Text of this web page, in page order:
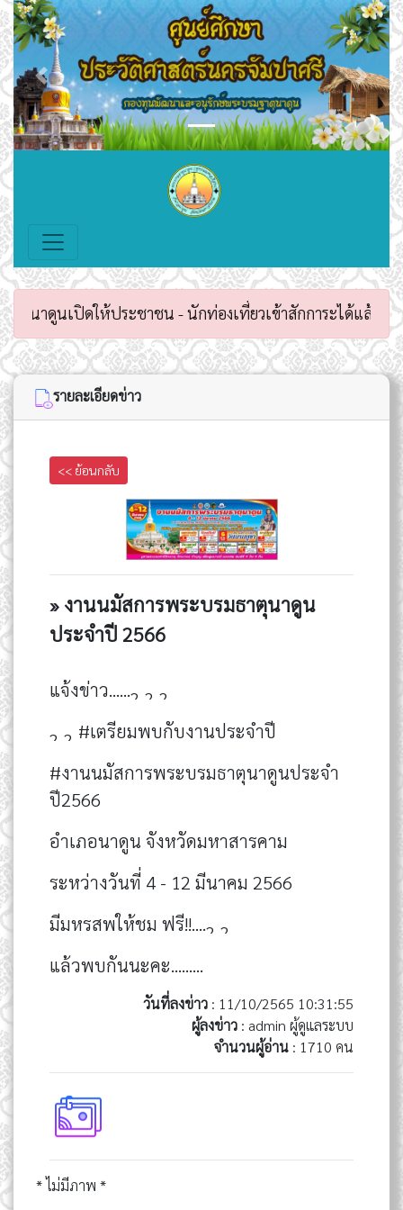
Previous Next
ตนาดูนเปิดให้ประชาชน - นักท่องเที่ยวเข้าสักการะได้แล้วตั้ง
รายละเอียดข่าว
<< ย้อนกลับ
» งานนมัสการพระบรมธาตุนาดูน
ประจำปี 2566
แจ้งข่าว......
#เตรียมพบกับงานประจำปี
#งานนมัสการพระบรมธาตุนาดูนประจำ
ปี2566
อำเภอนาดูน จังหวัดมหาสารคาม
ระหว่างวันที่ 4 - 12 มีนาคม 2566
มีมหรสพให้ชม ฟรี!!....
แล้วพบกันนะคะ.........
วันที่ลงข่าว : 11/10/2565 10:31:55
ผู้ลงข่าว : admin ผู้ดูแลระบบ
จำนวนผู้อ่าน : 1710 คน
* ไม่มีภาพ *